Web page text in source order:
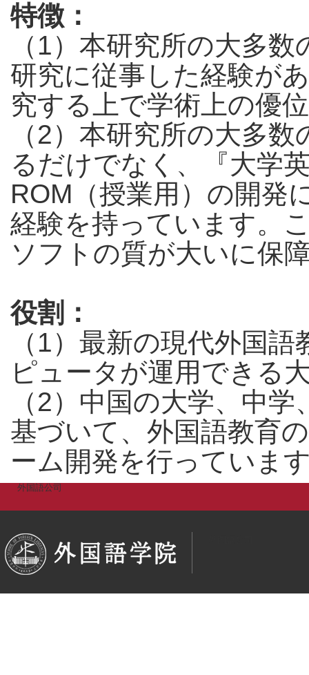
特徴：
（1）本研究所の大多
研究に従事した経験が
究する上で学術上の優
（2）本研究所の大多
るだけでなく、『大学
ROM（授業用）の開発
経験を持っています。
ソフトの質が大いに保
役割：
（1）最新の現代外国
ピュータが運用できる
（2）中国の大学、中
基づいて、外国語教育
ーム開発を行っていま
外国語公司